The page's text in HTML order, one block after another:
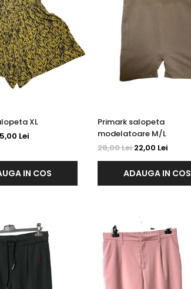
Zeeman salopeta XL
Lei
IN COS
Primark salopeta
modelatoare M/L
28,00 Lei22,00 Lei
ADAUGA IN COS